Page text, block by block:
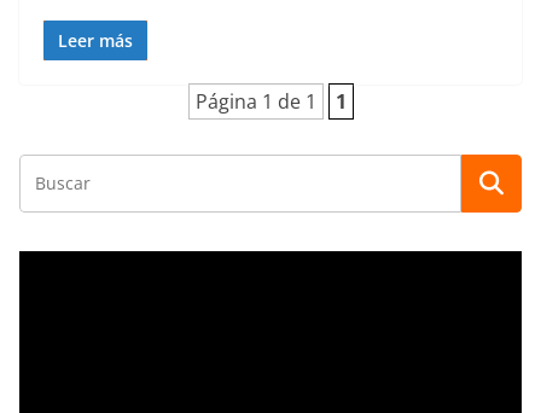
Leer más
Página 1 de 1 1